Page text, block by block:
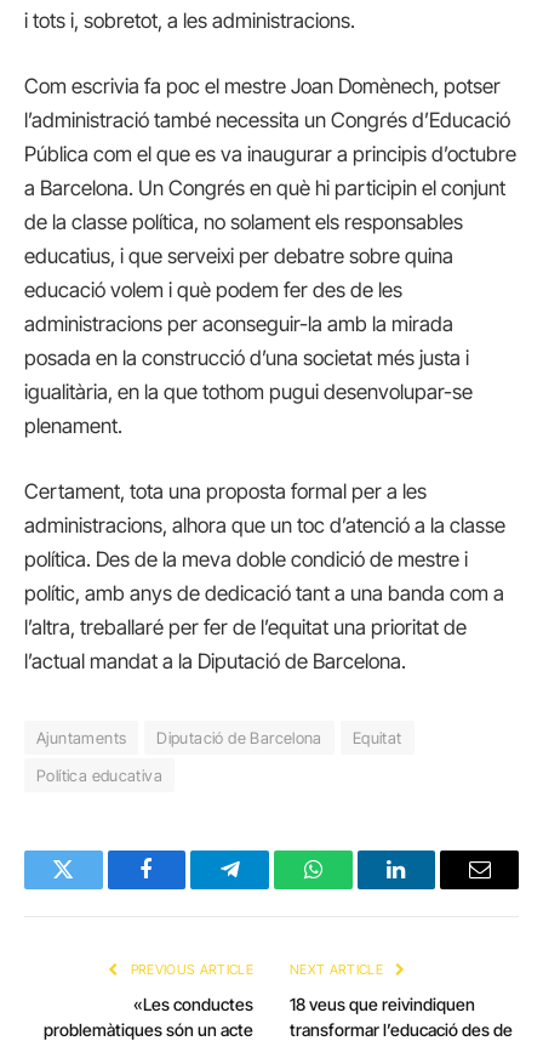
i tots i, sobretot, a les administracions.
Com escrivia fa poc el mestre Joan Domènech, potser
l’administració també necessita un Congrés d’Educació
Pública com el que es va inaugurar a principis d’octubre
a Barcelona. Un Congrés en què hi participin el conjunt
de la classe política, no solament els responsables
educatius, i que serveixi per debatre sobre quina
educació volem i què podem fer des de les
administracions per aconseguir-la amb la mirada
posada en la construcció d’una societat més justa i
igualitària, en la que tothom pugui desenvolupar-se
plenament.
Certament, tota una proposta formal per a les
administracions, alhora que un toc d’atenció a la classe
política. Des de la meva doble condició de mestre i
polític, amb anys de dedicació tant a una banda com a
l’altra, treballaré per fer de l’equitat una prioritat de
l’actual mandat a la Diputació de Barcelona.
Ajuntaments Diputació de Barcelona
Equitat
Política educativa
Twitter FacebookTelegramWhatsAppLinkedInEmail
PREVIOUS ARTICLE
«Les conductes
problemàtiques són un acte
NEXT ARTICLE
18 veus que reivindiquen
transformar l’educació des de